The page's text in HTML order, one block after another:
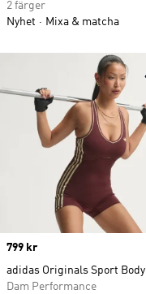
Price
799 kr
adidas Originals Sport Body
Dam Performance
2 färger
Nyhet
Mixa & matcha